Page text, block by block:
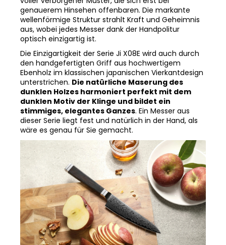
wellenförmige Struktur strahlt Kraft und Geheimnis
aus, wobei jedes Messer dank der Handpolitur
optisch einzigartig ist.
Die Einzigartigkeit der Serie Ji X08E wird auch durch
den handgefertigten Griff aus hochwertigem
Ebenholz im klassischen japanischen Vierkantdesign
unterstrichen.Die natürliche Maserung des
dunklen Holzes harmoniert perfekt mit dem
dunklen Motiv der Klinge und bildet ein
stimmiges, elegantes Ganzes. Ein Messer aus
dieser Serie liegt fest und natürlich in der Hand, als
wäre es genau für Sie gemacht.